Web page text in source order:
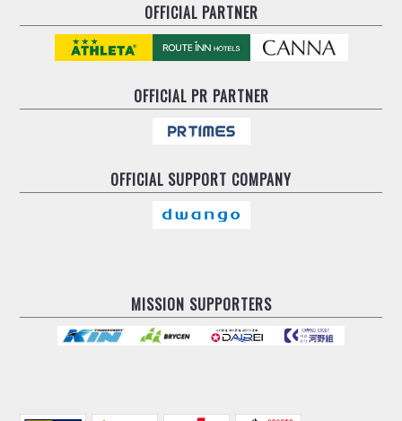
OFFICIAL PARTNER
OFFICIALPR PARTNER
OFFICIAL SUPPORT COMPANY
MISSION SUPPORTERS